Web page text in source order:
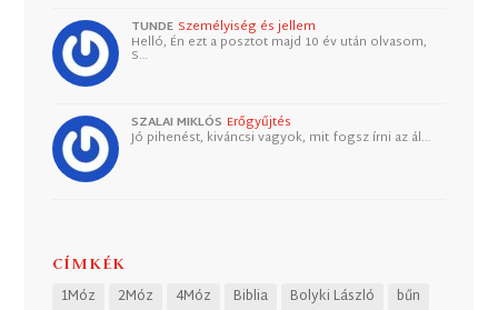
TUNDE Személyiség és jellem
Helló, Én ezt a posztot majd 10 év után olvasom,
S…
SZALAI MIKLÓS Erőgyűjtés
Jó pihenést, kiváncsi vagyok, mit fogsz írni az ál…
CÍMKÉK
1Móz 2Móz 4Móz Biblia Bolyki László
bűn